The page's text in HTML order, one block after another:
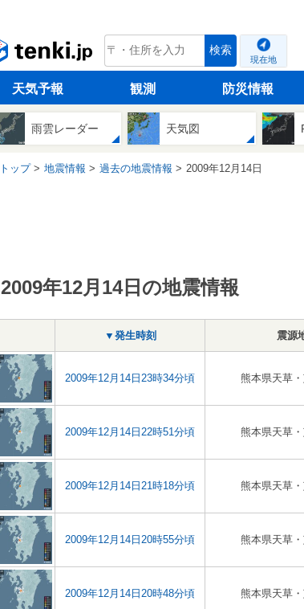
tenki.jp 検索
現在地
天気予報 観測 防災情報
雨雲レーダー 天気図
トップ 地震情報 過去の地震情報 2009年12月14日
2009年12月14日の地震情報
▼発生時刻 震源
2009年12月14日23時34分頃 熊本県天草
2009年12月14日22時51分頃 熊本県天草
2009年12月14日21時18分頃 熊本県天草
2009年12月14日20時55分頃 熊本県天草
2009年12月14日20時48分頃 熊本県天草